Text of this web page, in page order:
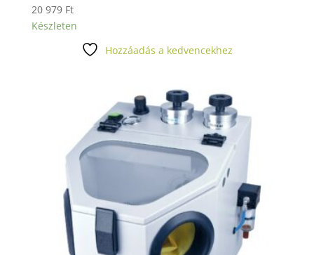
20 979 Ft
Készleten
Hozzáadás a kedvencekhez